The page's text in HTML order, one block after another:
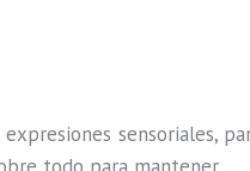
sensoriales,
todo para mantener.